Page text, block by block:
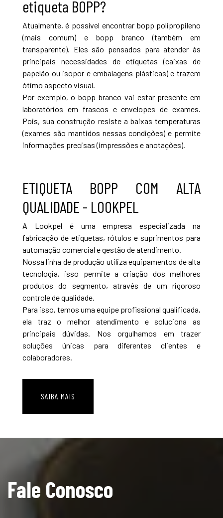
etiqueta BOPP?
Atualmente, é possível encontrar bopp polipropileno
(mais comum) e bopp branco (também em
transparente). Eles são pensados para atender às
principais necessidades de etiquetas (caixas de
papelão ou isopor e embalagens plásticas) e trazem
ótimo aspecto visual.
Por exemplo, o bopp branco vai estar presente em
laboratórios em frascos e envelopes de exames.
Pois, sua construção resiste a baixas temperaturas
(exames são mantidos nessas condições) e permite
informações precisas (impressões e anotações).
ETIQUETA BOPP COM ALTA
QUALIDADE - LOOKPEL
A Lookpel é uma empresa especializada na
fabricação de etiquetas, rótulos e suprimentos para
automação comercial e gestão de atendimento.
Nossa linha de produção utiliza equipamentos de alta
tecnologia, isso permite a criação dos melhores
produtos do segmento, através de um rigoroso
controle de qualidade.
Para isso, temos uma equipe profissional qualificada,
ela traz o melhor atendimento e soluciona as
principais dúvidas. Nos orgulhamos em trazer
soluções únicas para diferentes clientes e
colaboradores.
SAIBA MAIS
Fale Conosco